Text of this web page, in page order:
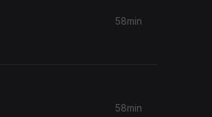
58min
58min